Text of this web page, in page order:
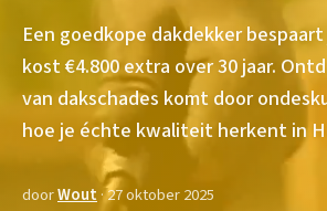
Een goedkope dakdekker bespaart
kost €4.800 extra over 30 jaar.
van dakschades komt door
hoe je échte kwaliteit herkent in
doorWout· 27 oktober 2025